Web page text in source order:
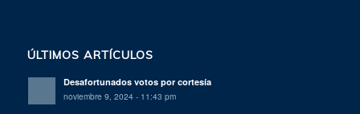
ÚLTIMOS ARTÍCULOS
Desafortunados votos por cortesía
noviembre 9, 2024 - 11:43 pm